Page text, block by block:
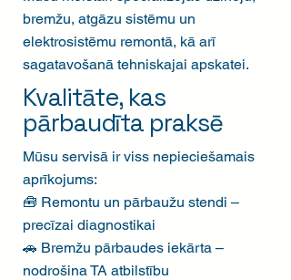
bremžu, atgāzu sistēmu un
elektrosistēmu remontā, kā arī
sagatavošanā tehniskajai apskatei.
Kvalitāte, kas
pārbaudīta praksē
Mūsu servisā ir viss nepieciešamais
aprīkojums:
🧰 Remontu un pārbaužu stendi –
precīzai diagnostikai
🚗 Bremžu pārbaudes iekārta –
nodrošina TA atbilstību